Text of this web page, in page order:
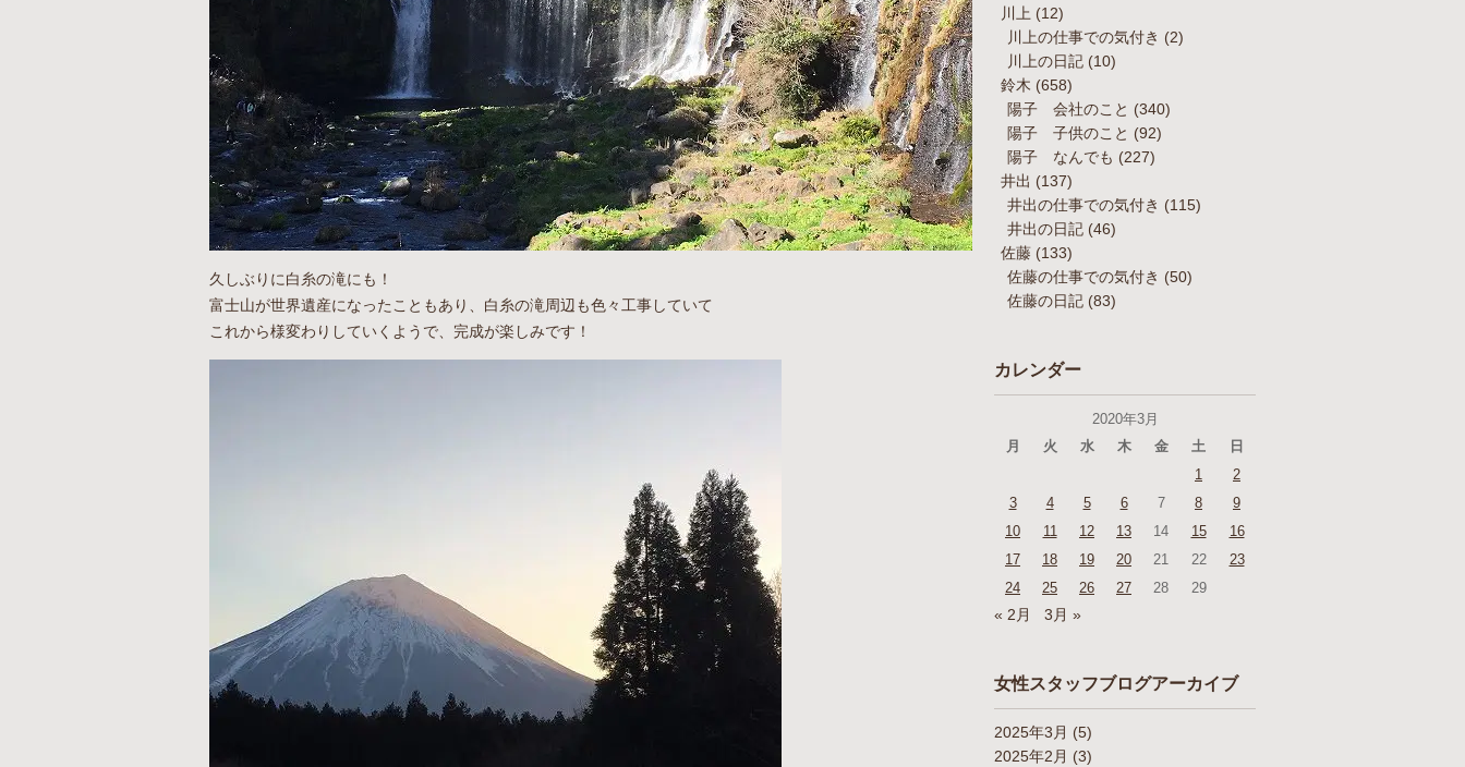
久しぶりに白糸の滝にも！
富士山が世界遺産になったこともあり、白糸の滝周辺も色々工事していて
これから様変わりしていくようで、完成が楽しみです！
川上 (12)
川上の仕事での気付き (2)
川上の日記 (10)
鈴木 (658)
陽子 会社のこと (340)
陽子 子供のこと (92)
陽子 なんでも (227)
井出 (137)
井出の仕事での気付き (115)
井出の日記 (46)
佐藤 (133)
佐藤の仕事での気付き (50)
佐藤の日記 (83)
カレンダー
2020年3月
月
火 水 木 金 土
日
1
2
3
4 5 6 7 8
9
10
11 12 13 14 15
16
17
18 19 20 21 22
23
24
25 26 27 28 29
« 2月 3月 »
女性スタッフブログアーカイブ
2025年3月 (5)
2025年2月 (3)